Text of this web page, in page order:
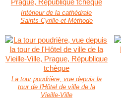
Intérieur de la cathédrale
Saints-Cyrille-et-Méthode
La tour poudrière, vue depuis la
tour de l'Hôtel de ville de la
Vieille-Ville